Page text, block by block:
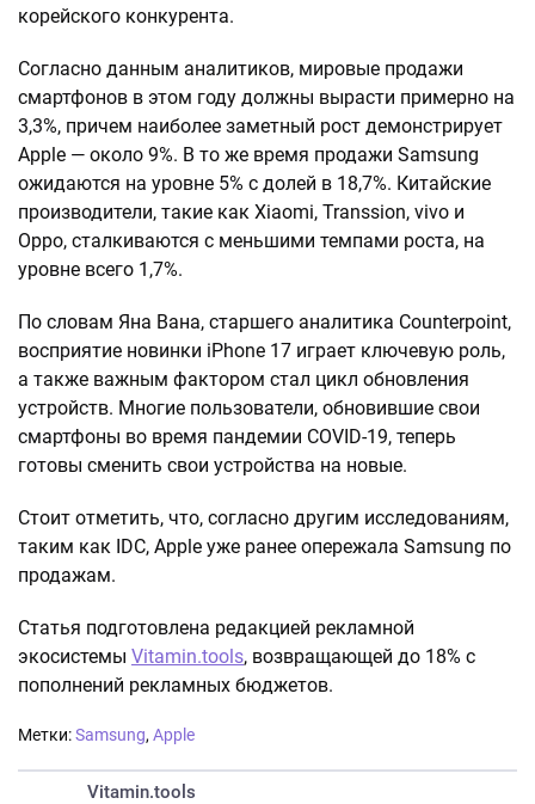
корейского конкурента.
Согласно данным аналитиков, мировые продажи
смартфонов в этом году должны вырасти примерно на
3,3%, причем наиболее заметный рост демонстрирует
Apple — около 9%. В то же время продажи Samsung
ожидаются на уровне 5% с долей в 18,7%. Китайские
производители, такие как Xiaomi, Transsion, vivo и
Oppo, сталкиваются с меньшими темпами роста, на
уровне всего 1,7%.
По словам Яна Вана, старшего аналитика Counterpoint,
восприятие новинки iPhone 17 играет ключевую роль,
а также важным фактором стал цикл обновления
устройств. Многие пользователи, обновившие свои
смартфоны во время пандемии COVID-19, теперь
готовы сменить свои устройства на новые.
Стоит отметить, что, согласно другим исследованиям,
таким как IDC, Apple уже ранее опережала Samsung по
продажам.
Статья подготовлена редакцией рекламной
экосистемы Vitamin.tools, возвращающей до 18% с
пополнений рекламных бюджетов.
Метки:Samsung, Apple
Vitamin.tools